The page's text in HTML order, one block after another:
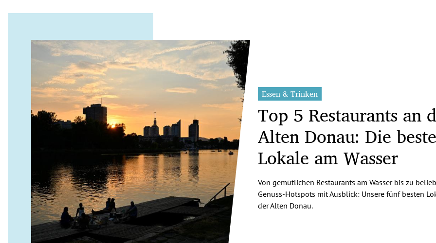
Essen & Trinken
Top 5 Restaurants an
Alten Donau: Die
Lokale am Wasser
Von gemütlichen Restaurants am Wasser bis zu
Genuss-Hotspots mit Ausblick: Unsere fünf besten
der Alten Donau.